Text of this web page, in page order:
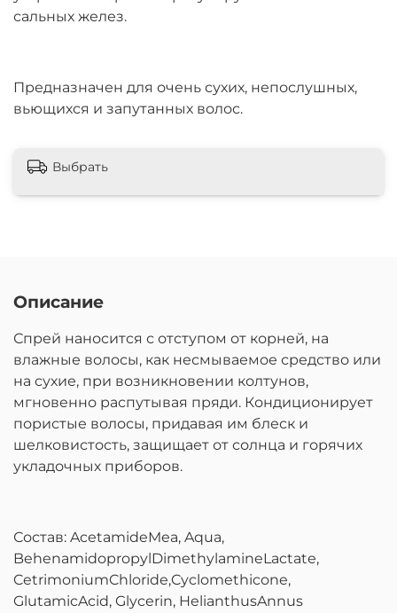
сальных желез.
Предназначен для очень сухих, непослушных,
вьющихся и запутанных волос.
Выбрать
Описание
Спрей наносится с отступом от корней, на
влажные волосы, как несмываемое средство или
на сухие, при возникновении колтунов,
мгновенно распутывая пряди. Кондиционирует
пористые волосы, придавая им блеск и
шелковистость, защищает от солнца и горячих
укладочных приборов.
Состав: AcetamideMea, Aqua,
BehenamidopropylDimethylamineLactate,
CetrimoniumChloride,Cyclomethicone,
GlutamicAcid, Glycerin, HelianthusAnnus